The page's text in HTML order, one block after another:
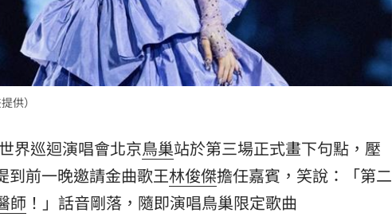
12:00
10:30
10:00
供）
界巡迴演唱會北京鳥巢站於第三場正式畫下句點，壓
到前一晚邀請金曲歌王林俊傑擔任嘉賓，笑說：「第二
師 ！」話音剛落，隨即演唱鳥巢限定歌曲